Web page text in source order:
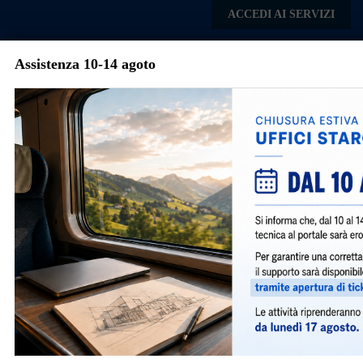
ACCEDI AI SERVIZI
Menu
Geoportale
Il GeoPortale è un luogo virtuale nato per
rispondere con semplicità e immediatezza
alla richiesta di informazioni sulle attività di
programmazione e governo del territorio,
anche in un’ottica di gestione della fiscalità
locale. Attraverso il GeoPortale sono messe a
disposizione dei cittadini e dei professionisti
elementi utili alla conoscenza approfondita
Assistenza 10-14 agoto